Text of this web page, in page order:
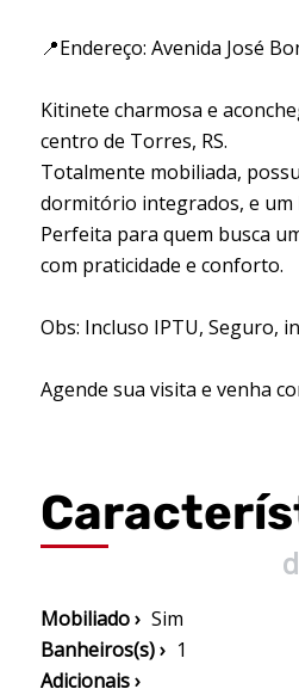
📍Endereço: Avenida José
Kitinete charmosa e
centro de Torres, RS.
Totalmente mobiliada,
dormitório integrados, e um
Perfeita para quem busca
com praticidade e conforto.
Obs: Incluso IPTU, Seguro,
Agende sua visita e venha
Mobiliado › Sim
Banheiros(s) › 1
Adicionais ›